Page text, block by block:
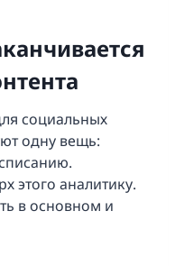
социальных
одну вещь:
этого аналитику.
в основном и